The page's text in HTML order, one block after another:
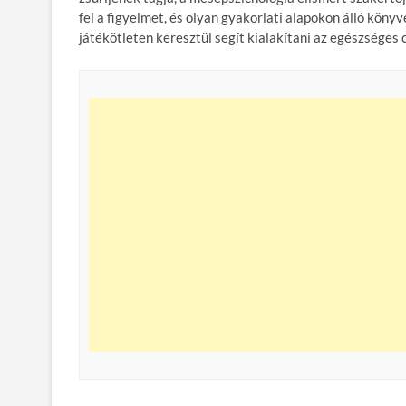
fel a figyelmet, és olyan gyakorlati alapokon álló
játékötleten keresztül segít kialakítani az egészséges